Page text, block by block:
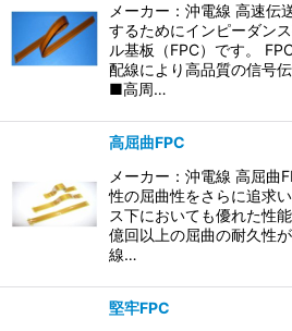
メーカー：沖電線 高速伝
するためにインピーダン
ル基板（FPC）です。
配線により高品質の信号
■高周…
高屈曲FPC
メーカー：沖電線 高屈曲
性の屈曲性をさらに追求
ス下においても優れた性
億回以上の屈曲の耐久性
線…
堅牢FPC